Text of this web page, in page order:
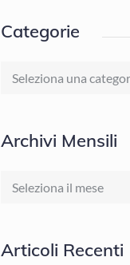
Categorie
Categorie
Archivi Mensili
Archivi
Articoli Recenti